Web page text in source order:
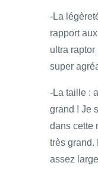
-La
rapport
ultra raptor
super
-La taille :
grand ! Je
dans cette
très grand.
assez